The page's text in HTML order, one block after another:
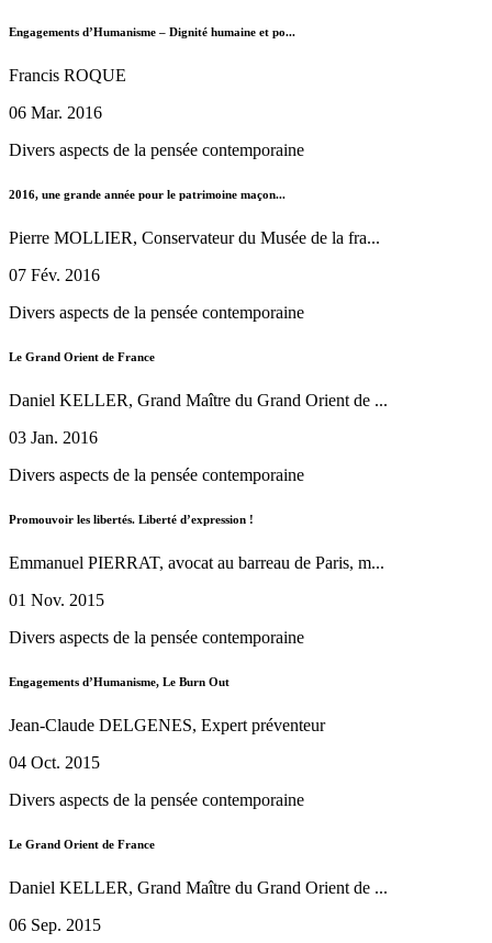
Engagements d’Humanisme – Dignité humaine et po...
Francis ROQUE
06 Mar. 2016
Divers aspects de la pensée contemporaine
2016, une grande année pour le patrimoine maçon...
Pierre MOLLIER, Conservateur du Musée de la fra...
07 Fév. 2016
Divers aspects de la pensée contemporaine
Le Grand Orient de France
Daniel KELLER, Grand Maître du Grand Orient de ...
03 Jan. 2016
Divers aspects de la pensée contemporaine
Promouvoir les libertés. Liberté d’expression !
Emmanuel PIERRAT, avocat au barreau de Paris, m...
01 Nov. 2015
Divers aspects de la pensée contemporaine
Engagements d’Humanisme, Le Burn Out
Jean-Claude DELGENES, Expert préventeur
04 Oct. 2015
Divers aspects de la pensée contemporaine
Le Grand Orient de France
Daniel KELLER, Grand Maître du Grand Orient de ...
06 Sep. 2015